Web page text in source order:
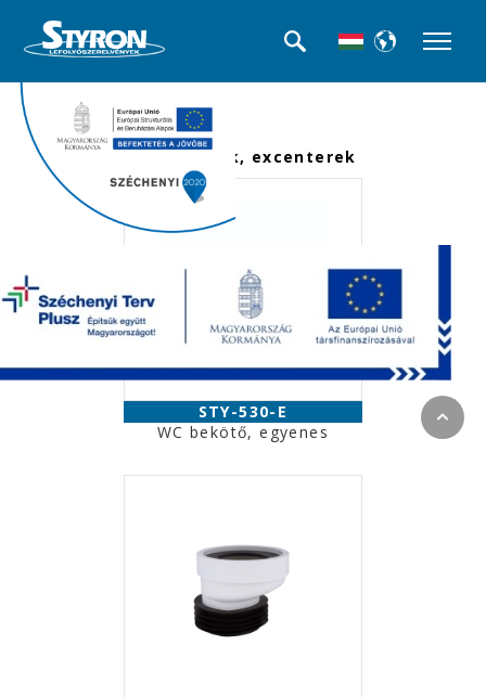
<<< Termék kategóriák
WC bekötők, excenterek
STY-530-E
WC bekötő, egyenes